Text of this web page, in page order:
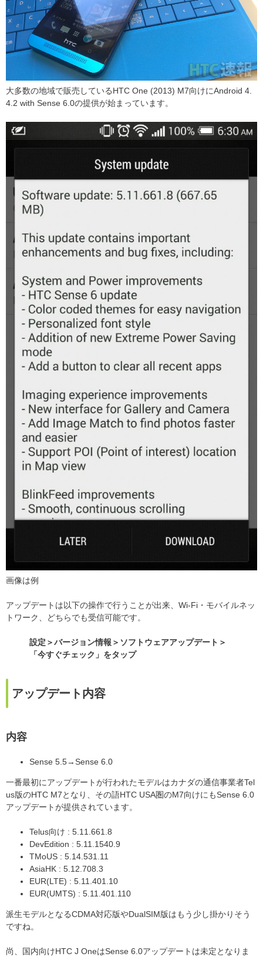
大多数の地域で販売しているHTC One (2013) M7向けにAndroid 4.
4.2 with Sense 6.0の提供が始まっています。
画像は例
アップデートは以下の操作で行うことが出来、Wi-Fi・モバイルネッ
トワーク、どちらでも受信可能です。
設定＞バージョン情報＞ソフトウェアアップデート＞
「今すぐチェック」をタップ
アップデート内容
内容
Sense 5.5→Sense 6.0
一番最初にアップデートが行われたモデルはカナダの通信事業者Tel
us版のHTC M7となり、その語HTC USA圏のM7向けにもSense 6.0
アップデートが提供されています。
Telus向け : 5.11.661.8
DevEdition : 5.11.1540.9
TMoUS : 5.14.531.11
AsiaHK : 5.12.708.3
EUR(LTE) : 5.11.401.10
EUR(UMTS) : 5.11.401.110
派生モデルとなるCDMA対応版やDualSIM版はもう少し掛かりそう
ですね。
尚、国内向けHTC J OneはSense 6.0アップデートは未定となりま